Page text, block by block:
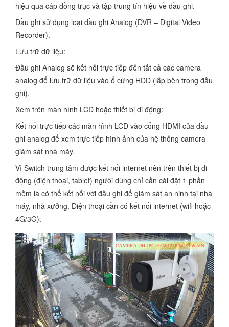
hiệu qua cáp đồng trục và tập trung tín hiệu về đầu ghi.
Đầu ghi sử dụng loại đầu ghi Analog (DVR – Digital Video
Recorder).
Lưu trữ dữ liệu:
Đầu ghi Analog sẽ kết nối trực tiếp đến tất cả các camera
analog để lưu trữ dữ liệu vào ổ cứng HDD (lắp bên trong đầu
ghi).
Xem trên màn hình LCD hoặc thiết bị di động:
Kết nối trực tiếp các màn hình LCD vào cổng HDMI của đầu
ghi analog để xem trực tiếp hình ảnh của hệ thống camera
giám sát nhà máy.
Vì Switch trung tâm được kết nối internet nên trên thiết bị di
động (điện thoại, tablet) người dùng chỉ cần cài đặt 1 phần
mềm là có thể kết nối với đầu ghi để giám sát an ninh tại nhà
máy, nhà xưởng. Điện thoại cần có kết nối internet (wifi hoặc
4G/3G).